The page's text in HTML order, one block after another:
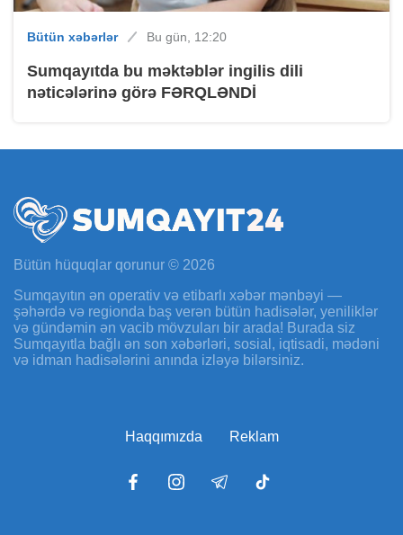
Bütün xəbərlər Bu gün, 12:20
Sumqayıtda bu məktəblər ingilis dili
nəticələrinə görə FƏRQLƏNDİ
Bütün hüquqlar qorunur © 2026
Sumqayıtın ən operativ və etibarlı xəbər mənbəyi —
şəhərdə və regionda baş verən bütün hadisələr, yeniliklər
və gündəmin ən vacib mövzuları bir arada! Burada siz
Sumqayıtla bağlı ən son xəbərləri, sosial, iqtisadi, mədəni
və idman hadisələrini anında izləyə bilərsiniz.
Haqqımızda Reklam